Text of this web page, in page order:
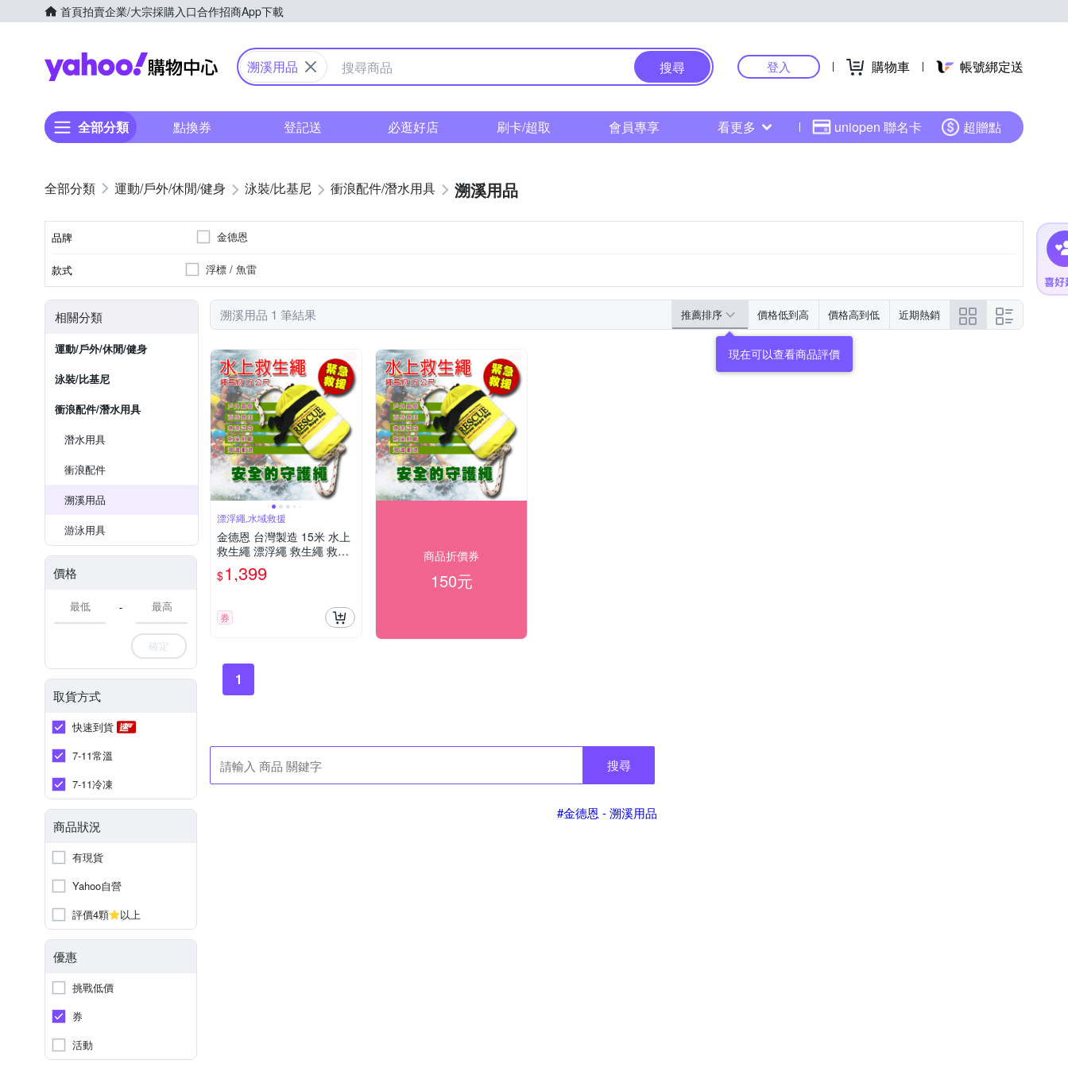
首頁拍賣企業/大宗採購入口合作招商App下載
Yahoo購物中心
溯溪用品 搜尋 登入 購物車 帳號綁定送
全部分類 點換券 登記送 必逛好店 刷卡/超取 會員專享 看更多 uniopen 聯名卡 超贈點
運動/戶外/休閒/健身 泳裝/比基尼 衝浪配件/潛水用具 溯溪用品
品牌 金德恩
款式 浮標 / 魚雷
相關分類
運動/戶外/休閒/健身
泳裝/比基尼
衝浪配件/潛水用具
潛水用具
衝浪配件
溯溪用品
游泳用具
價格
-
確定
取貨方式
快速到貨
7-11常溫
7-11冷凍
商品狀況
有現貨
Yahoo自營
評價4顆
以上
優惠
挑戰低價
券
活動
溯溪用品 1 筆結果 推薦排序 價格低到高 價格高到低 近期熱銷
現在可以查看商品評價
漂浮繩,水域救援
金德恩 台灣製造 15米 水上
救生繩 漂浮繩 救生繩 救援
繩 浮水繩 求生繩 拋繩器 水
上救生繩 救生 救援
$1,399
券
商品折價券
150元
1
搜尋
#金德恩 - 溯溪用品